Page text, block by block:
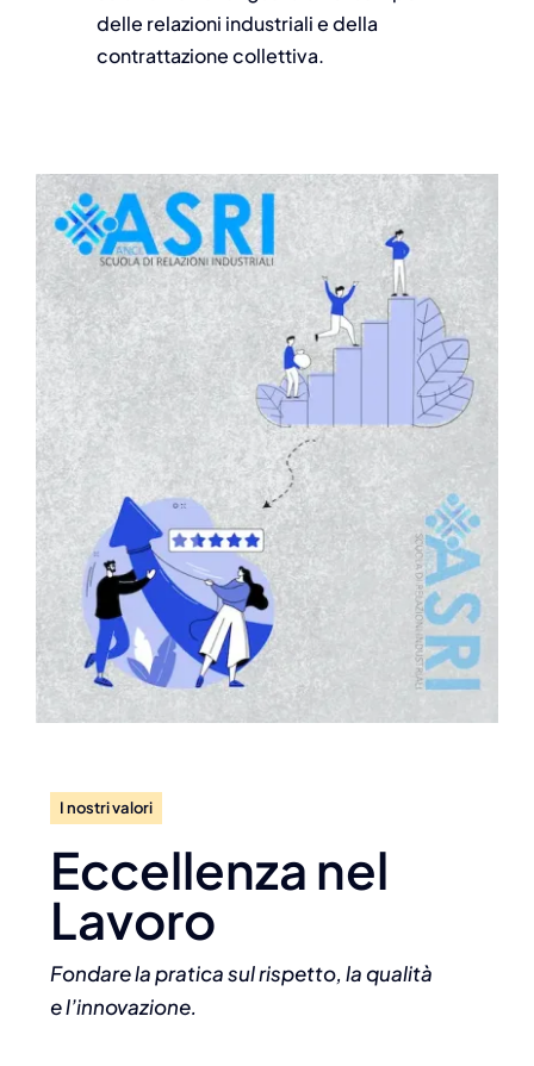
delle relazioni industriali e della
contrattazione collettiva.
I nostri valori
Eccellenza nel
Lavoro
Fondare la pratica sul rispetto, la qualità
e l’innovazione.